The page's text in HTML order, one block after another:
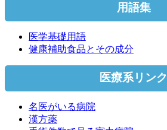
用語集
医学基礎用語
健康補助食品とその成分
医療系リンク
名医がいる病院
漢方薬